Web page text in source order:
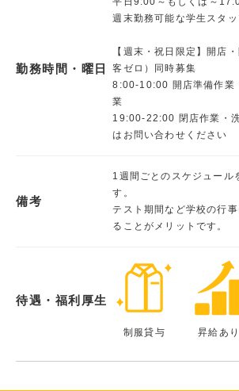
勤務時間・曜日
週末勤務可能な学生スタ
【週末・祝日限定】開店
客ゼロ）同時募集
8:00-10:00 開店準備作業
業
19:00-22:00 閉店作業・
はお問い合わせください
備考
1週間ごとのスケジュール
す。
テスト期間など学校の行
ることがメリットです。
待遇・福利厚生
制服貸与 昇給あり